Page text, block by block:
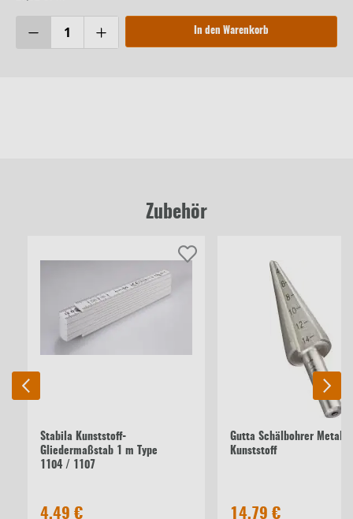
In den Warenkorb
Zubehör
Stabila Kunststoff-
Gliedermaßstab 1 m Type
1104 / 1107
4,49 €
Gutta Schälbohrer Metall
Kunststoff
14,79 €